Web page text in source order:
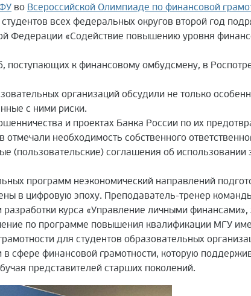
во Всероссийской Олимпиаде по финансовой
всех федеральных округов второй год
Федерации «Содействие повышению уровня
к финансовому омбудсмену, в
организаций обсудили не только
с ними риски.
и проектах Банка России по их
необходимость собственного
(пользовательские) соглашения об использовании
программ неэкономический направлений
в цифровую эпоху. Преподаватель-тренер
курса «Управление личными финансами»,
по программе повышения квалификации МГУ
для студентов образовательных
сфере финансовой грамотности, которую
представителей старших поколений.